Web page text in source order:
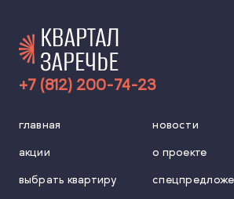
+7 (812) 200-74-23
главная новости
акции о проекте
выбрать квартиру